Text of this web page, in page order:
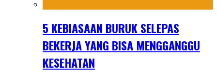
5 KEBIASAAN BURUK SELEPAS
BEKERJA YANG BISA MENGGANGGU
KESEHATAN